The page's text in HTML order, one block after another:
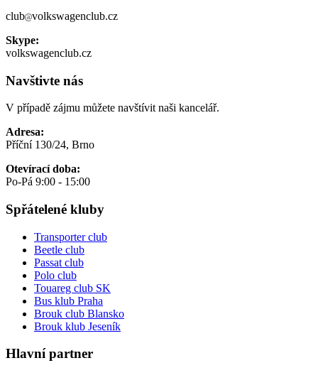
club volkswagenclub.cz
Skype:
volkswagenclub.cz
Navštivte nás
V případě zájmu můžete navštívit naši kancelář.
Adresa:
Příční 130/24, Brno
Otevírací doba:
Po-Pá 9:00 - 15:00
Spřátelené kluby
Transporter club
Beetle club
Passat club
Polo club
Touareg club SK
Bus klub Praha
Brouk club Blansko
Brouk klub Jeseník
Hlavní partner